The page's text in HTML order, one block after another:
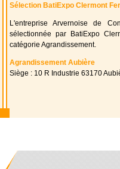
Sélection BatiExpo Clermont
L'entreprise Arvernoise de
sélectionnée par BatiExpo
catégorie Agrandissement.
Agrandissement Aubière
Siège : 10 R Industrie 63170